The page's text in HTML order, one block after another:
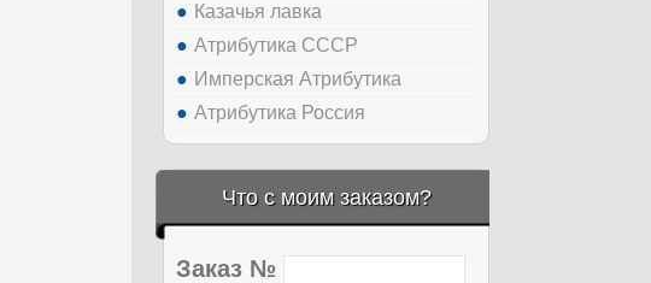
Казачья лавка
Атрибутика СССР
Имперская Атрибутика
Атрибутика Россия
Что с моим заказом?
Заказ №